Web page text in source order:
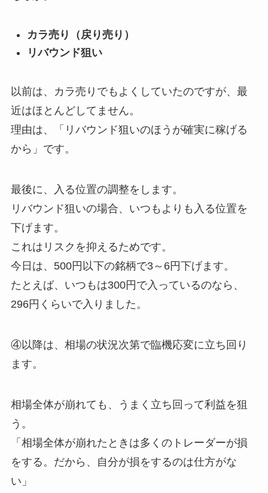
カラ売り（戻り売り）
リバウンド狙い
以前は、カラ売りでもよくしていたのですが、最
近はほとんどしてません。
理由は、「リバウンド狙いのほうが確実に稼げる
から」です。
最後に、入る位置の調整をします。
リバウンド狙いの場合、いつもよりも入る位置を
下げます。
これはリスクを抑えるためです。
今日は、500円以下の銘柄で3～6円下げます。
たとえば、いつもは300円で入っているのなら、
296円くらいで入りました。
④以降は、相場の状況次第で臨機応変に立ち回り
ます。
相場全体が崩れても、うまく立ち回って利益を狙
う。
「相場全体が崩れたときは多くのトレーダーが損
をする。だから、自分が損をするのは仕方がな
い」